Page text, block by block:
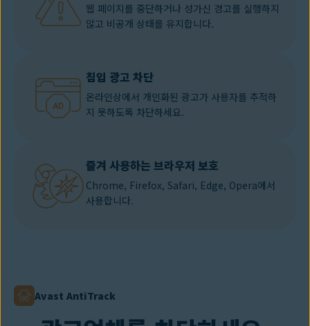
웹 페이지를 중단하거나 성가신 경고를 실행하지
않고 비공개 상태를 유지합니다.
침입 광고 차단
온라인상에서 개인화된 광고가 사용자를 추적하
지 못하도록 차단하세요.
즐겨 사용하는 브라우저 보호
Chrome, Firefox, Safari, Edge, Opera에서
사용합니다.
Avast AntiTrack